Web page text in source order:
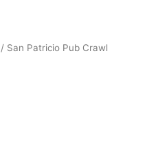
/ San Patricio Pub Crawl